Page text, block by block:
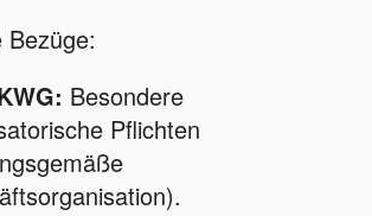
Bezüge:
Besondere
Pflichten